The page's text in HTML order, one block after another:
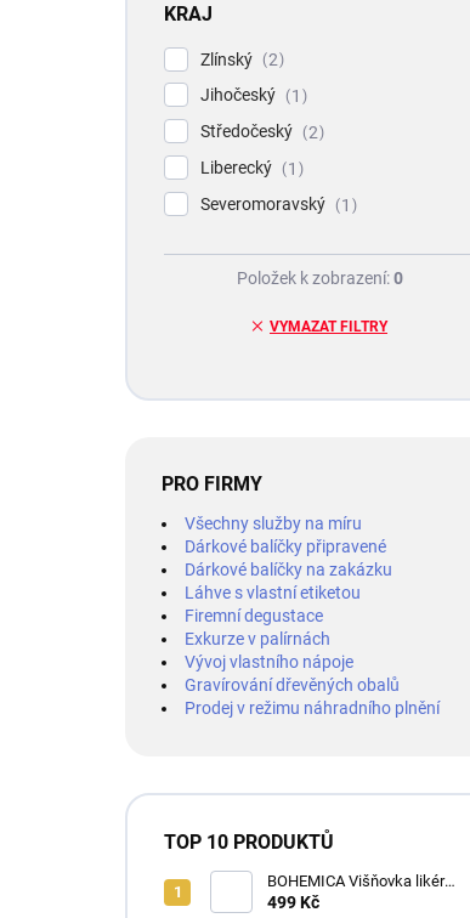
KRAJ
Zlínský
2
Jihočeský
1
Středočeský
2
Liberecký
1
Severomoravský
1
VYMAZAT FILTRY
Položek k zobrazení:0
PRO FIRMY
Všechny služby na míru
Dárkové balíčky připravené
Dárkové balíčky na zakázku
Láhve s vlastní etiketou
Firemní degustace
Exkurze v palírnách
Vývoj vlastního nápoje
Gravírování dřevěných obalů
Prodej v režimu náhradního plnění
TOP 10 PRODUKTŮ
BOHEMICA Višňovka likér
25% 0,7L
499 Kč